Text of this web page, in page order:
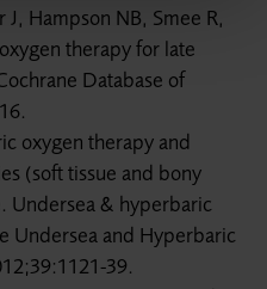
Hampson NB, Smee R,
therapy for late
Database of
oxygen therapy and
(soft tissue and bony
Undersea & hyperbaric
Undersea and Hyperbaric
39.